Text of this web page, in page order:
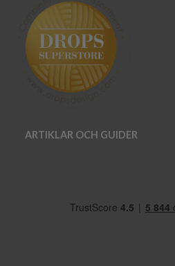
ARTIKLAR OCH GUIDER